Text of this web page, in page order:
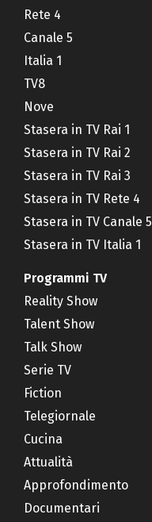
Rete 4
Canale 5
Italia 1
TV8
Nove
Stasera in TV Rai 1
Stasera in TV Rai 2
Stasera in TV Rai 3
Stasera in TV Rete 4
Stasera in TV Canale 5
Stasera in TV Italia 1
Programmi TV
Reality Show
Talent Show
Talk Show
Serie TV
Fiction
Telegiornale
Cucina
Attualità
Approfondimento
Documentari